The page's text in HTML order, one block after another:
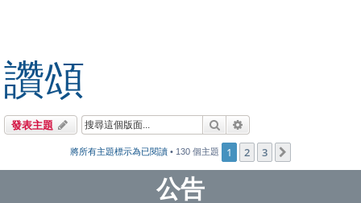
讚頌
發表主題 搜尋
將所有主題標示為已閱讀 • 130 個主題 1 2 3
公告